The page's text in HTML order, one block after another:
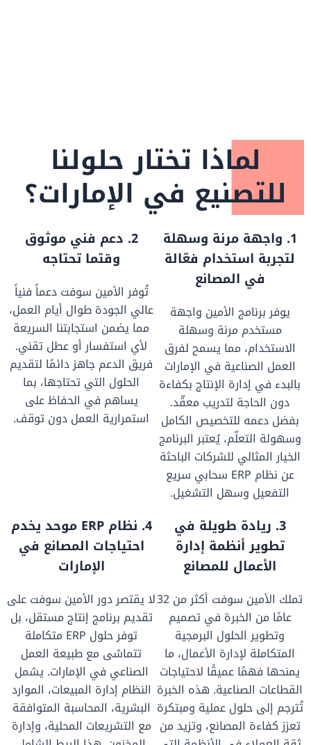
لماذا تختار حلولنا
للتصنيع في الإمارات؟
2. دعم فني موثوق
وقتما تحتاجه
تُوفر الأمين سوفت دعماً فنياً
عالي الجودة طوال أيام العمل،
مما يضمن استجابتنا السريعة
لأي استفسار أو عطل تقني.
فريق الدعم جاهز دائمًا لتقديم
الحلول التي تحتاجها، بما
يساهم في الحفاظ على
استمرارية العمل دون توقف.
1. واجهة مرنة وسهلة
لتجربة استخدام فعّالة
في المصانع
يوفر برنامج الأمين واجهة
مستخدم مرنة وسهلة
الاستخدام، مما يسمح لفرق
العمل الصناعية في الإمارات
بالبدء في إدارة الإنتاج بكفاءة
دون الحاجة لتدريب معقّد.
بفضل دعمه للتخصيص الكامل
وسهولة التعلّم، يُعتبر البرنامج
الخيار المثالي للشركات الباحثة
عن نظام ERP سحابي سريع
التفعيل وسهل التشغيل.
4. نظام ERP موحد يخدم
احتياجات المصانع في
الإمارات
لا يقتصر دور الأمين سوفت على
تقديم برنامج إنتاج مستقل، بل
توفر حلول ERP متكاملة
تتماشى مع طبيعة العمل
الصناعي في الإمارات. يشمل
النظام إدارة المبيعات، الموارد
البشرية، المحاسبة المتوافقة
مع التشريعات المحلية، وإدارة
3. ريادة طويلة في
تطوير أنظمة إدارة
الأعمال للمصانع
تملك الأمين سوفت أكثر من 32
عامًا من الخبرة في تصميم
وتطوير الحلول البرمجية
المتكاملة لإدارة الأعمال، ما
يمنحها فهمًا عميقًا لاحتياجات
القطاعات الصناعية. هذه الخبرة
تُترجم إلى حلول عملية ومبتكرة
تعزز كفاءة المصانع، وتزيد من